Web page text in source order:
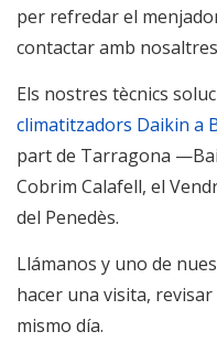
per refredar el
contactar amb
Els nostres tècnics
climatitzadors Daikin a
part de Tarragona
Cobrim Calafell, el
del Penedès.
Llámanos y uno de
hacer una visita,
mismo día.